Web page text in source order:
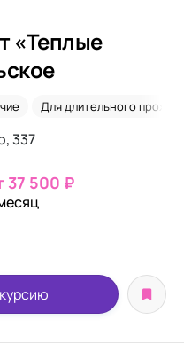
«Теплые
Для длительного
337
37 500 ₽